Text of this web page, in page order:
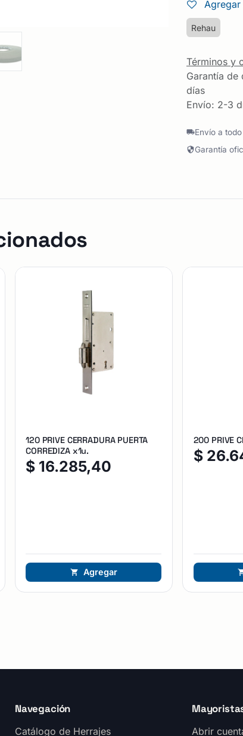
Rehau
Términos y
Garantía
días
Envío: 2-3
Envío a
Garantía
120 PRIVE CERRADURA PUERTA
CORREDIZA x1u.
$ 16.285,40
Agregar
200 PRIVE
$
Navegación
Catálogo de Herrajes Abrir